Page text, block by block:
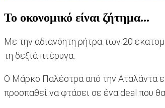
Το οκονομικό είναι ζήτημα...
Με την αδιανόητη ρήτρα των 20
τη δεξιά πτέρυγα.
Ο Μάρκο Παλέστρα από την Αταλάντα
προσπαθεί να φτάσει σε ένα deal που